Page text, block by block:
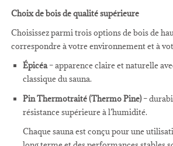
Choix de bois de qualité supérieure
Choisissez parmi trois options de bois de
correspondre à votre environnement et à
Épicéa– apparence claire et naturelle
classique du sauna.
Pin Thermotraité (Thermo Pine)–
résistance supérieure à l’humidité.
Chaque sauna est conçu pour une